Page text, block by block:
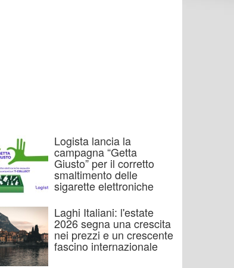
Logista lancia la
campagna “Getta
Giusto” per il corretto
smaltimento delle
sigarette elettroniche
Laghi Italiani: l'estate
2026 segna una crescita
nei prezzi e un crescente
fascino internazionale